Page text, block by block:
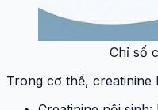
Chỉ số
Trong cơ thể,